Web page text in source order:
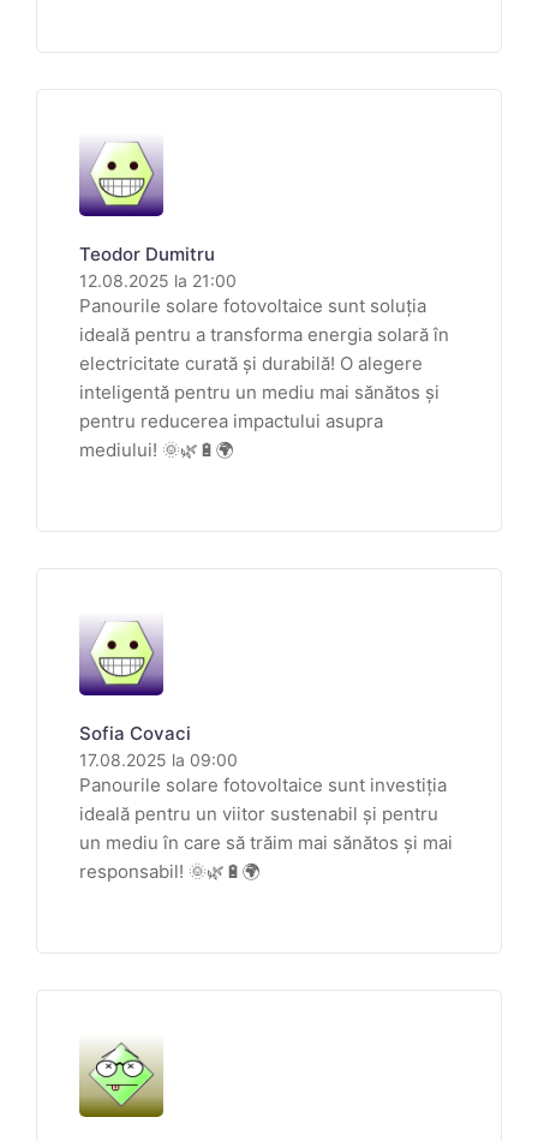
Teodor Dumitru
12.08.2025 la 21:00
Panourile solare fotovoltaice sunt soluția
ideală pentru a transforma energia solară în
electricitate curată și durabilă! O alegere
inteligentă pentru un mediu mai sănătos și
pentru reducerea impactului asupra
mediului! 🌞🌿🔋🌍
Sofia Covaci
17.08.2025 la 09:00
Panourile solare fotovoltaice sunt investiția
ideală pentru un viitor sustenabil și pentru
un mediu în care să trăim mai sănătos și mai
responsabil! 🌞🌿🔋🌍